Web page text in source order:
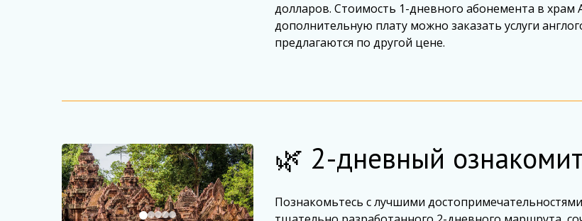
долларов. Стоимость 1-дневного абонемента в храм
дополнительную плату можно заказать услуги
предлагаются по другой цене.
🌿 2-дневный
Познакомьтесь с лучшими достопримечательностями